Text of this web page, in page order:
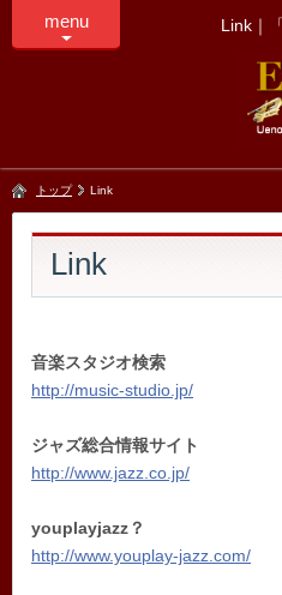
Link｜
menu
トップ Link
Link
音楽スタジオ検索
http://music-studio.jp/
ジャズ総合情報サイト
http://www.jazz.co.jp/
youplayjazz？
http://www.youplay-jazz.com/